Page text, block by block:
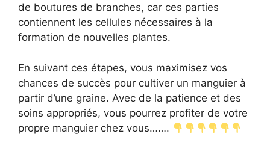
de boutures de branches, car ces parties
contiennent les cellules nécessaires à la
formation de nouvelles plantes.
En suivant ces étapes, vous maximisez vos
chances de succès pour cultiver un manguier à
partir d’une graine. Avec de la patience et des
soins appropriés, vous pourrez profiter de votre
propre manguier chez vous…….